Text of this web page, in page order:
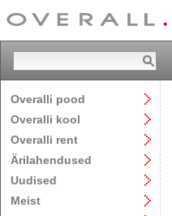
Overalli pood
Overalli kool
Overalli rent
Ärilahendused
Uudised
Meist